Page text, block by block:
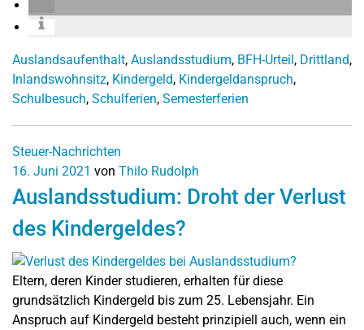
Auslandsaufenthalt, Auslandsstudium, BFH-Urteil, Drittland,
Inlandswohnsitz, Kindergeld, Kindergeldanspruch,
Schulbesuch, Schulferien, Semesterferien
Steuer-Nachrichten
16. Juni 2021 von Thilo Rudolph
Auslandsstudium: Droht der Verlust
des Kindergeldes?
Eltern, deren Kinder studieren, erhalten für diese
grundsätzlich Kindergeld bis zum 25. Lebensjahr. Ein
Anspruch auf Kindergeld besteht prinzipiell auch, wenn ein